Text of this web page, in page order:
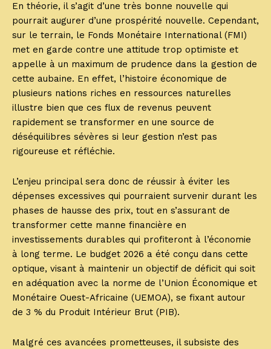
En théorie, il s’agit d’une très bonne nouvelle qui
pourrait augurer d’une prospérité nouvelle. Cependant,
sur le terrain, le Fonds Monétaire International (FMI)
met en garde contre une attitude trop optimiste et
appelle à un maximum de prudence dans la gestion de
cette aubaine. En effet, l’histoire économique de
plusieurs nations riches en ressources naturelles
illustre bien que ces flux de revenus peuvent
rapidement se transformer en une source de
déséquilibres sévères si leur gestion n’est pas
rigoureuse et réfléchie.
L’enjeu principal sera donc de réussir à éviter les
dépenses excessives qui pourraient survenir durant les
phases de hausse des prix, tout en s’assurant de
transformer cette manne financière en
investissements durables qui profiteront à l’économie
à long terme. Le budget 2026 a été conçu dans cette
optique, visant à maintenir un objectif de déficit qui soit
en adéquation avec la norme de l’Union Économique et
Monétaire Ouest-Africaine (UEMOA), se fixant autour
de 3 % du Produit Intérieur Brut (PIB).
Malgré ces avancées prometteuses, il subsiste des